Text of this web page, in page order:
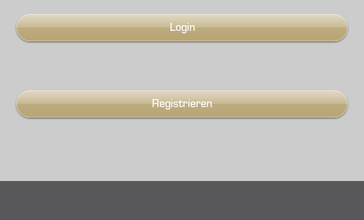
Login
Registrieren